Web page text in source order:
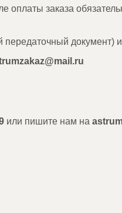
оплаты заказа
документ) и
или пишите нам на